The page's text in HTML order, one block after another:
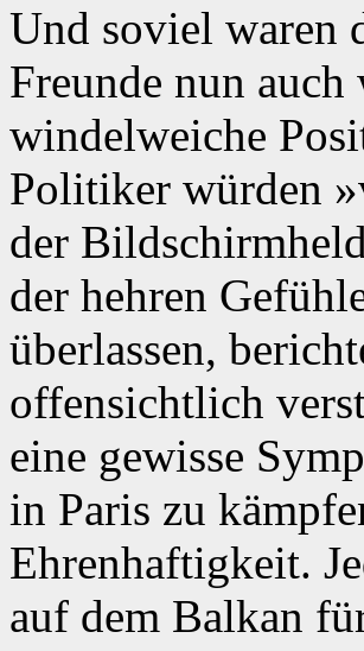
Und soviel waren
Freunde nun
windelweiche
Politiker würden
der
der hehren
überlassen,
offensichtlich
eine gewisse
in Paris zu
Ehrenhaftigkeit.
auf dem Balkan